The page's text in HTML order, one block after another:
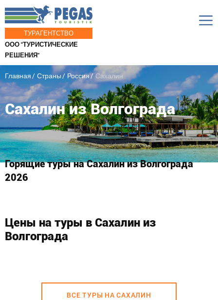
ТУРАГЕНТСТВО
ООО "ТУРИСТИЧЕСКИЕ
РЕШЕНИЯ"
Главная Страны Россия Сахалин
Сахалин из Волгограда
Горящие туры на Сахалин из Волгограда
2026
Цены на туры в Сахалин из
Волгограда
ВСЕ ТУРЫ НА САХАЛИН